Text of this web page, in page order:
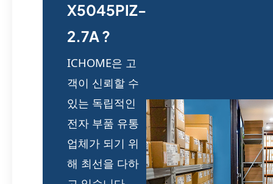
X5045PIZ-
2.7A ?
ICHOME은 고
객이 신뢰할 수
있는 독립적인
전자 부품 유통
업체가 되기 위
해 최선을 다하